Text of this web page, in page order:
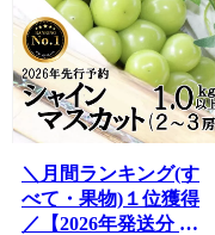
＼月間ランキング(す
べて・果物)１位獲得
／【2026年発送分 先